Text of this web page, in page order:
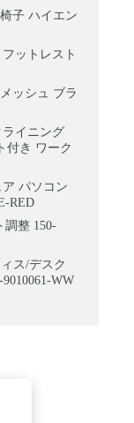
子 ハイエン
ットレスト
ッシュ ブラ
ライニング
付き ワーク
パソコン
RED
調整 150-
ス/デスク
WW